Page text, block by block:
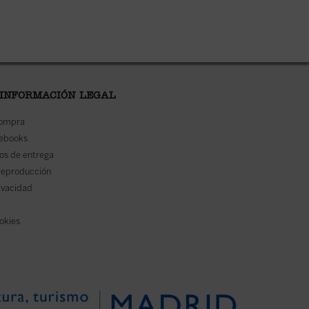
LEGAL
de entrega